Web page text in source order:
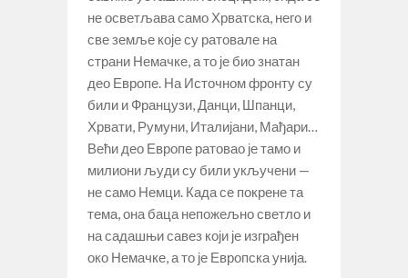
не осветљава само Хрватска, него и
све земље које су ратовале на
страни Немачке, а то је био знатан
део Европе. На Источном фронту су
били и Французи, Данци, Шпанци,
Хрвати, Румуни, Италијани, Мађари…
Већи део Европе ратовао је тамо и
милиони људи су били укључени —
не само Немци. Када се покрене та
тема, она баца непожељно светло и
на садашњи савез који је изграђен
око Немачке, а то је Европска унија.